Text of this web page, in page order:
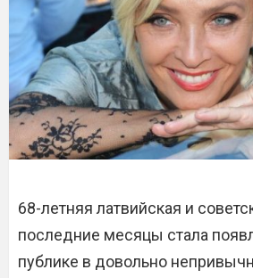
68-летняя латвийская и
последние месяцы стала
публике в довольно